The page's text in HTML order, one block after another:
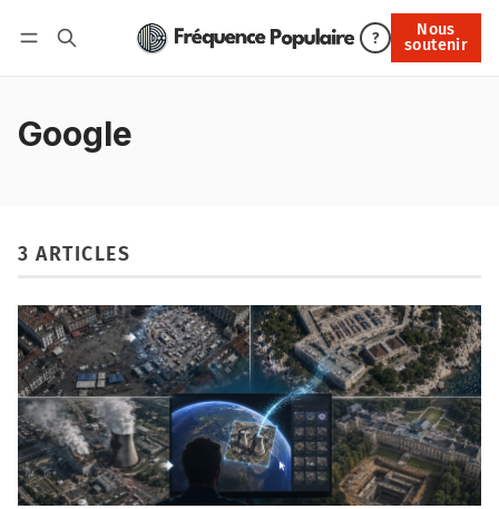
?
Nous
soutenir
Nous soutenir
Google
3 ARTICLES